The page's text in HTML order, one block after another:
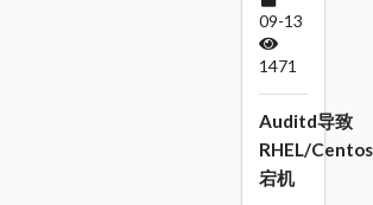
09-13
1471
Auditd导致
RHEL/Centos
宕机